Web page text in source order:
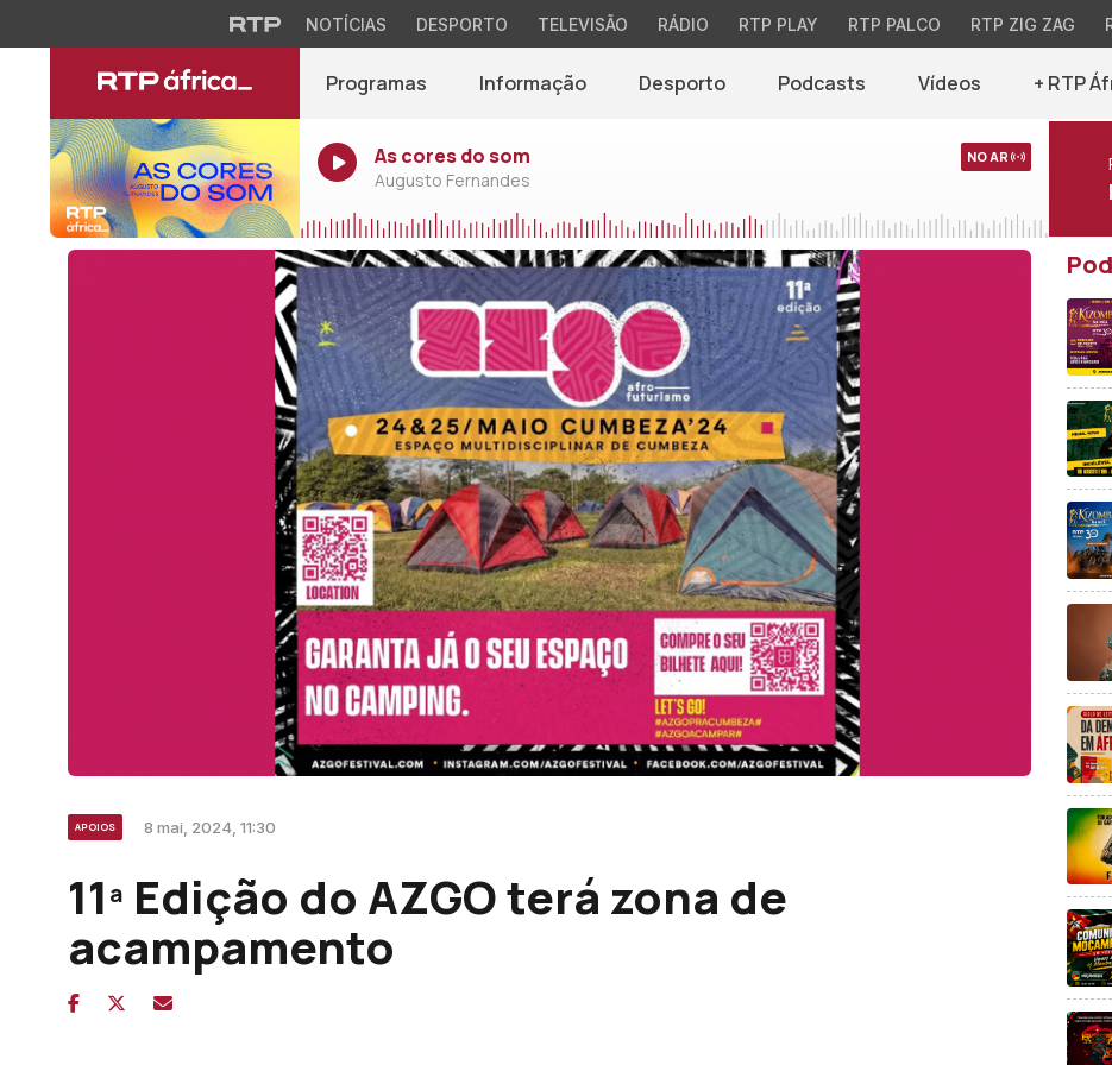
NOTÍCIAS DESPORTO TELEVISÃO RÁDIO RTP PLAY RTP PALCO RTP ZIG ZAG
Programas Informação Desporto Podcasts Vídeos + RTP
As cores do som
Augusto Fernandes
NO AR
APOIOS 8 mai, 2024, 11:30
11ª Edição do AZGO terá zona de
acampamento